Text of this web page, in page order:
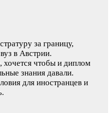
за границу,
в Австрии.
чтобы и диплом
знания давали.
для иностранцев и